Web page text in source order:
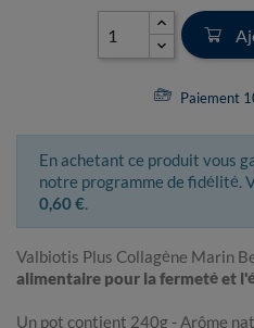
Paiement
En achetant ce produit vous
notre programme de fidélité.
0,60 €.
Valbiotis Plus Collagène Marin
alimentaire pour la fermeté et
Un pot contient 240g - Arôme